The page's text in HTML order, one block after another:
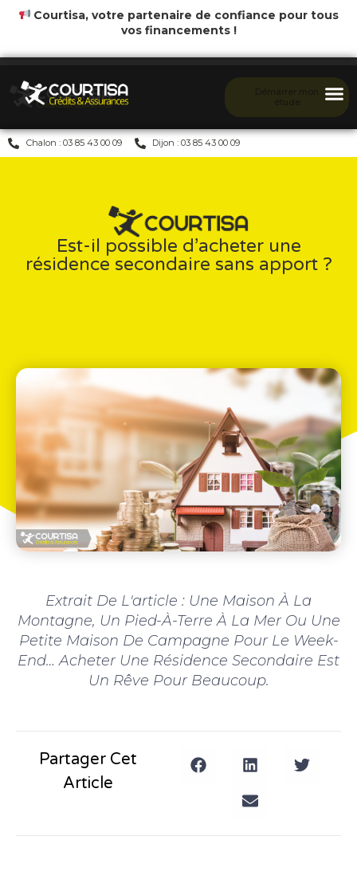
Courtisa, votre partenaire de confiance pour tous
vos financements !
Chalon : 03 85 43 00 09 Dijon : 03 85 43 00 09
Est-il possible d’acheter une
résidence secondaire sans apport ?
Extrait De L'article : Une Maison À La
Montagne, Un Pied-À-Terre À La Mer Ou Une
Petite Maison De Campagne Pour Le Week-
End… Acheter Une Résidence Secondaire Est
Un Rêve Pour Beaucoup.
Partager Cet
Article